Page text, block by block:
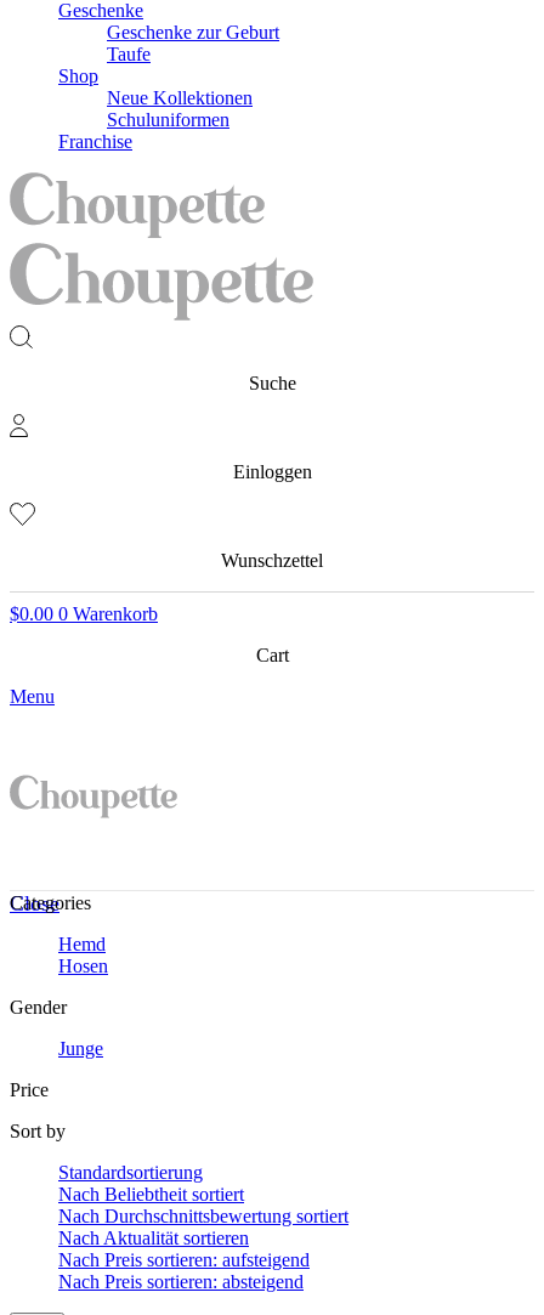
Geschenke
Geschenke zur Geburt
Taufe
Shop
Neue Kollektionen
Schuluniformen
Franchise
Suche
Einloggen
Wunschzettel
$0.00 0 Warenkorb
Cart
Menu
Close
Categories
Hemd
Hosen
Gender
Junge
Price
Sort by
Standardsortierung
Nach Beliebtheit sortiert
Nach Durchschnittsbewertung sortiert
Nach Aktualität sortieren
Nach Preis sortieren: aufsteigend
Nach Preis sortieren: absteigend